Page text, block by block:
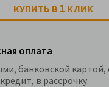
КУПИТЬ В 1 КЛИК
оплата
банковской картой,
в рассрочку.